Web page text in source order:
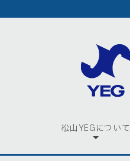
松山YEGについて